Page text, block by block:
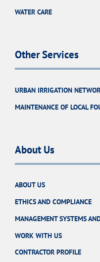
WATER CARE
Other Services
URBAN IRRIGATION
MAINTENANCE OF LOCAL
About Us
ABOUT US
ETHICS AND COMPLIANCE
MANAGEMENT SYSTEMS
WORK WITH US
CONTRACTOR PROFILE